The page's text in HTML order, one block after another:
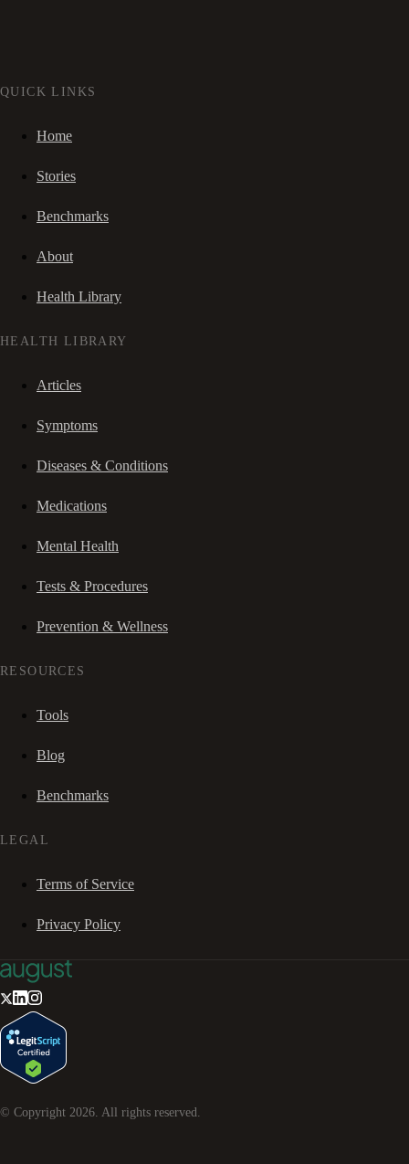
QUICK LINKS
Home
Stories
Benchmarks
About
Health Library
HEALTH LIBRARY
Articles
Symptoms
Diseases & Conditions
Medications
Mental Health
Tests & Procedures
Prevention & Wellness
RESOURCES
Tools
Blog
Benchmarks
LEGAL
Terms of Service
Privacy Policy
© Copyright 2026 . All rights reserved.